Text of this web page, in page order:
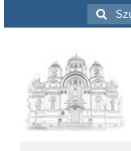
Szuklaj
w: